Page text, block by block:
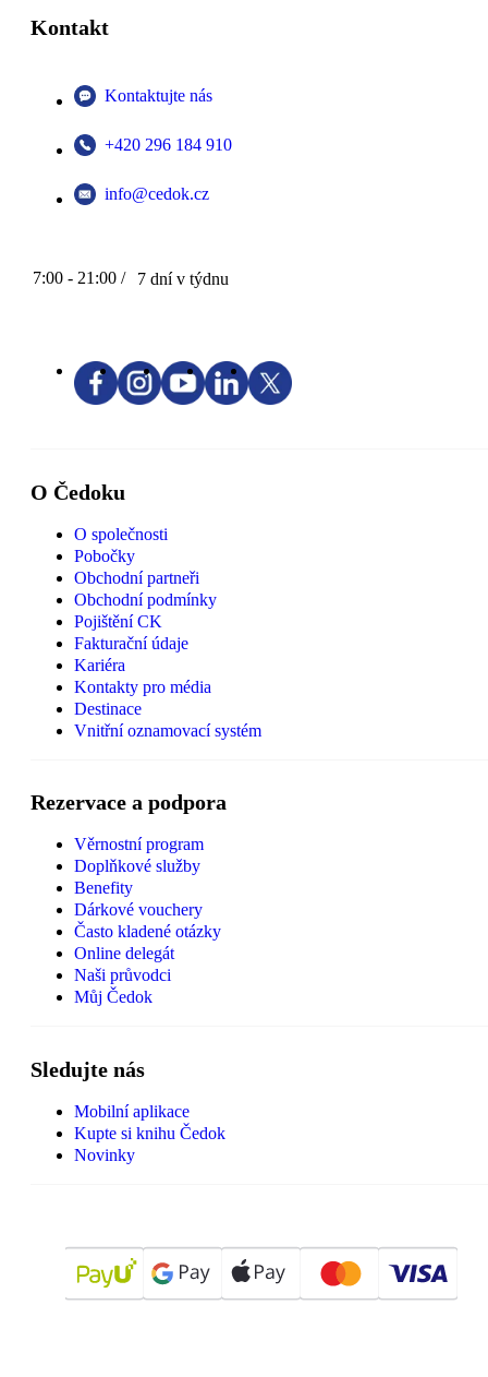
Kontakt
Kontaktujte nás
+420 296 184 910
info@cedok.cz
7:00 - 21:00 / 7 dní v týdnu
O Čedoku
O společnosti
Pobočky
Obchodní partneři
Obchodní podmínky
Pojištění CK
Fakturační údaje
Kariéra
Kontakty pro média
Destinace
Vnitřní oznamovací systém
Rezervace a podpora
Věrnostní program
Doplňkové služby
Benefity
Dárkové vouchery
Často kladené otázky
Online delegát
Naši průvodci
Můj Čedok
Sledujte nás
Mobilní aplikace
Kupte si knihu Čedok
Novinky